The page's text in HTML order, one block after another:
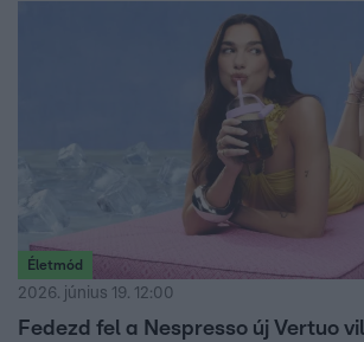
Életmód
2026. június 19. 12:00
Fedezd fel a Nespresso új Vertuo